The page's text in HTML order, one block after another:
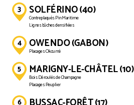
SOLFÉRINO (40)
Contreplaqués Pin Maritime
Lignes bûches densifiées
OWENDO (GABON)
Placages Okoumé
MARIGNY-LE-CHÂTEL (10)
Bois Déroulés de Champagne
Placages Peuplier